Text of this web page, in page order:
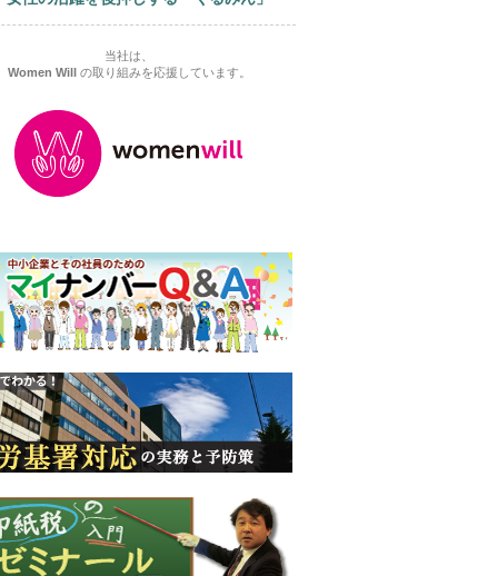
当社は、
Women Willの取り組みを応援しています。